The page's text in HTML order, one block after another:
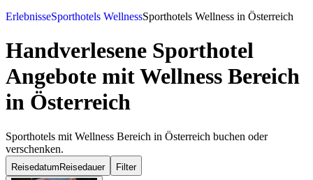
ErlebnisseSporthotels WellnessSporthotels Wellness in Österreich
Handverlesene Sporthotel
Angebote mit Wellness Bereich
in Österreich
Sporthotels mit Wellness Bereich in Österreich buchen oder
verschenken.
Reisedatum Reisedauer Filter